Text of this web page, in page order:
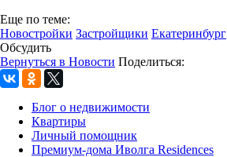
Еще по теме:
Новостройки Застройщики Екатеринбург
Обсудить
Вернуться в Новости Поделиться:
Блог о недвижимости
Квартиры
Личный помощник
Премиум-дома Иволга Residences